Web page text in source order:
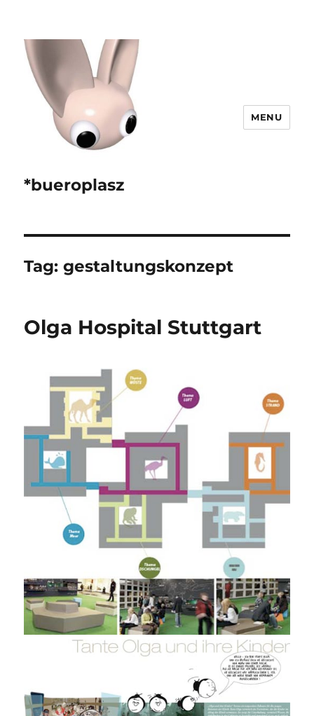
*bueroplasz
MENU
Tag:gestaltungskonzept
Olga Hospital Stuttgart